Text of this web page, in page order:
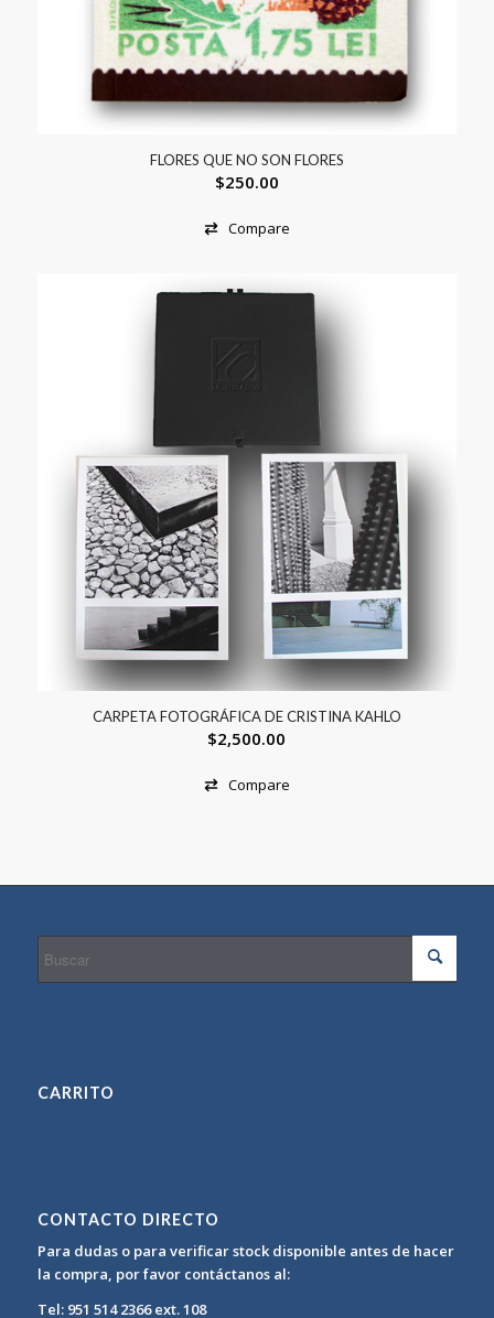
FLORES QUE NO SON FLORES
$250.00
Compare
CARPETA FOTOGRÁFICA DE CRISTINA KAHLO
$2,500.00
Compare
CARRITO
CONTACTO DIRECTO
Para dudas o para verificar stock disponible antes de hacer
la compra, por favor contáctanos al:
Tel: 951 514 2366 ext. 108